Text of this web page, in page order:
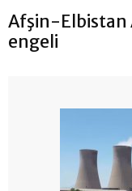
Afşin-Elbistan
engeli